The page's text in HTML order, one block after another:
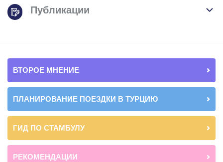
Публикации
ВТОРОЕ МНЕНИЕ
ПЛАНИРОВАНИЕ ПОЕЗДКИ В ТУРЦИЮ
ГИД ПО СТАМБУЛУ
РЕКОМЕНДАЦИИ